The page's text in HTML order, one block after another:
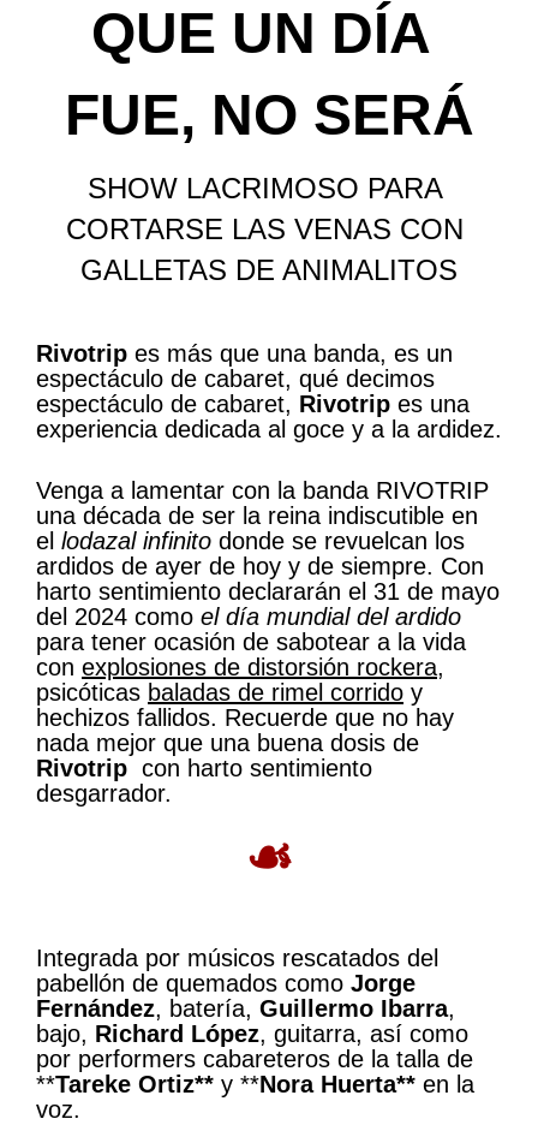
QUE UN DÍA
FUE, NO SERÁ
SHOW LACRIMOSO PARA
CORTARSE LAS VENAS CON
GALLETAS DE ANIMALITOS
Rivotrip es más que una banda, es un
espectáculo de cabaret, qué decimos
espectáculo de cabaret, Rivotrip es una
experiencia dedicada al goce y a la ardidez.
Venga a lamentar con la banda RIVOTRIP
una década de ser la reina indiscutible en
el lodazal infinito donde se revuelcan los
ardidos de ayer de hoy y de siempre. Con
harto sentimiento declararán el 31 de mayo
del 2024 como el día mundial del ardido
para tener ocasión de sabotear a la vida
con explosiones de distorsión rockera,
psicóticas baladas de rimel corrido y
hechizos fallidos. Recuerde que no hay
nada mejor que una buena dosis de
Rivotrip con harto sentimiento
desgarrador.
☙
Integrada por músicos rescatados del
pabellón de quemados como Jorge
Fernández, batería, Guillermo Ibarra,
bajo, Richard López, guitarra, así como
por performers cabareteros de la talla de
**Tareke Ortiz** y **Nora Huerta** en la
voz.